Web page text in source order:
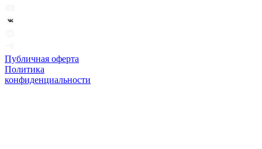
Публичная оферта
Политика
конфиденциальности